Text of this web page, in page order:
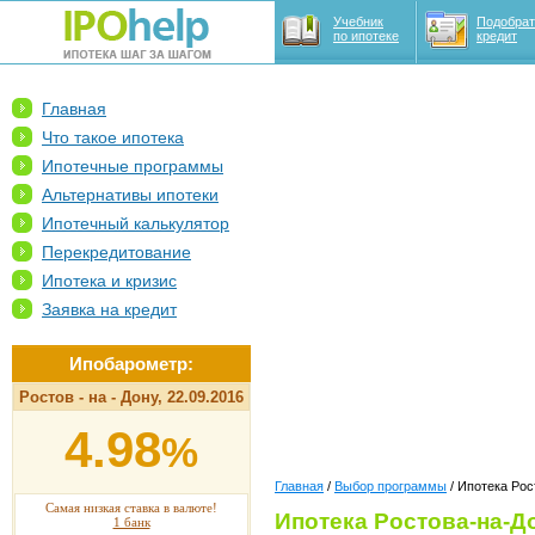
Учебник
по ипотеке
кредит
Главная
Что такое ипотека
Ипотечные программы
Альтернативы ипотеки
Ипотечный калькулятор
Перекредитование
Ипотека и кризис
Заявка на кредит
Ипобарометр:
Ростов - на - Дону, 22.09.2016
4.98%
Самая низкая ставка в валюте!
1 банк
Главная / Выбор программы / Ипотека
Ипотека Ростова-на-